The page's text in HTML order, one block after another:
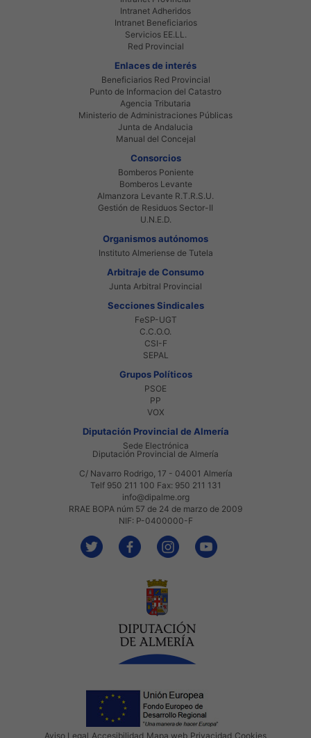
Intranet Adheridos
Intranet Beneficiarios
Servicios EE.LL.
Red Provincial
Enlaces de interés
Beneficiarios Red Provincial
Punto de Informacion del Catastro
Agencia Tributaria
Ministerio de Administraciones Públicas
Junta de Andalucia
Manual del Concejal
Consorcios
Bomberos Poniente
Bomberos Levante
Almanzora Levante R.T.R.S.U.
Gestión de Residuos Sector-II
U.N.E.D.
Organismos autónomos
Instituto Almeriense de Tutela
Arbitraje de Consumo
Junta Arbitral Provincial
Secciones Sindicales
FeSP-UGT
C.C.O.O.
CSI-F
SEPAL
Grupos Políticos
PSOE
PP
VOX
Diputación Provincial de Almería
Sede Electrónica
Diputación Provincial de Almería
C/ Navarro Rodrigo, 17 - 04001 Almería
Telf 950 211 100 Fax: 950 211 131
info@dipalme.org
RRAE BOPA núm 57 de 24 de marzo de 2009
NIF: P-0400000-F
Aviso Legal Accesibilidad Mapa web Privacidad Cookies